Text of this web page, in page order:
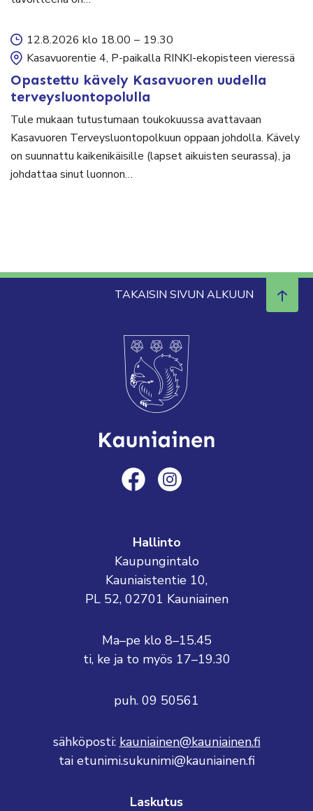
12.8.2026 klo 18.00 – 19.30
Kasavuorentie 4, P-paikalla RINKI-ekopisteen vieressä
Opastettu kävely Kasavuoren uudella
terveysluontopolulla
Tule mukaan tutustumaan toukokuussa avattavaan
Kasavuoren Terveysluontopolkuun oppaan johdolla. Kävely
on suunnattu kaikenikäisille (lapset aikuisten seurassa), ja
johdattaa sinut luonnon…
TAKAISIN SIVUN ALKUUN
Hallinto
Kaupungintalo
Kauniaistentie 10,
PL 52, 02701 Kauniainen
Ma–pe klo 8–15.45
ti, ke ja to myös 17–19.30
puh. 09 50561
sähköposti: kauniainen@kauniainen.fi
tai etunimi.sukunimi@kauniainen.fi
Laskutus